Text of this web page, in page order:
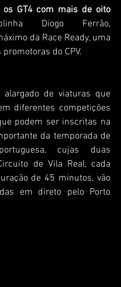
os GT4 com mais de oito
Diogo Ferrão,
da Race Ready, uma
do CPV.
de viaturas que
diferentes competições
podem ser inscritas na
da temporada de
cujas duas
de Vila Real, cada
de 45 minutos, vão
em direto pelo Porto